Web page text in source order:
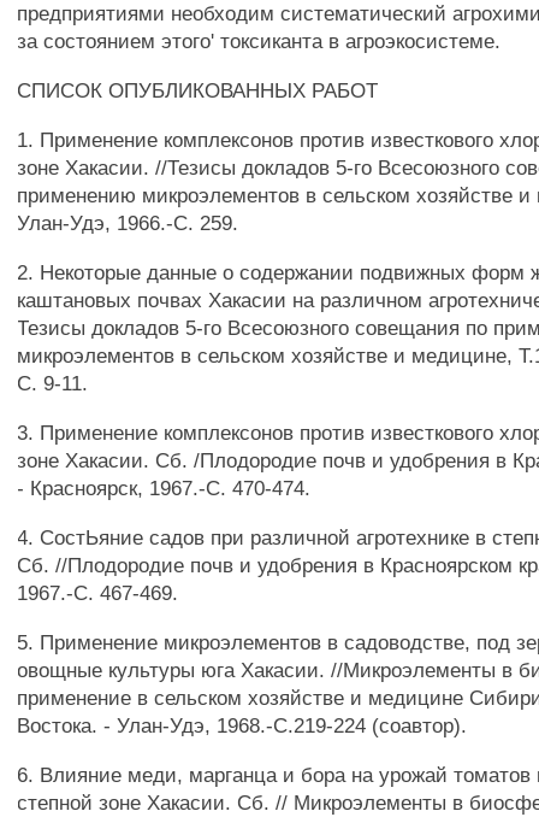
предприятиями необходим систематический
за состоянием этого' токсиканта в агроэкосистеме.
СПИСОК ОПУБЛИКОВАННЫХ РАБОТ
1. Применение комплексонов против известкового
зоне Хакасии. //Тезисы докладов 5-го Всесоюзного
применению микроэлементов в сельском хозяйстве
Улан-Удэ, 1966.-С. 259.
2. Некоторые данные о содержании подвижных форм
каштановых почвах Хакасии на различном
Тезисы докладов 5-го Всесоюзного совещания по
микроэлементов в сельском хозяйстве и медицине,
С. 9-11.
3. Применение комплексонов против известкового
зоне Хакасии. Сб. /Плодородие почв и удобрения в
- Красноярск, 1967.-С. 470-474.
4. СостЬяние садов при различной агротехнике в
Сб. //Плодородие почв и удобрения в Красноярском
1967.-С. 467-469.
5. Применение микроэлементов в садоводстве, под
овощные культуры юга Хакасии. //Микроэлементы в
применение в сельском хозяйстве и медицине
Востока. - Улан-Удэ, 1968.-С.219-224 (соавтор).
6. Влияние меди, марганца и бора на урожай томатов
степной зоне Хакасии. Сб. // Микроэлементы в